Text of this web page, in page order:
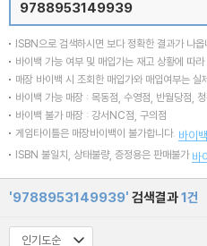
ISBN으로 검색하시면 보다 정확한 결과가 나옵
바이백 가능 여부 및 매입가는 재고 상황에 따라
매장 바이백 시 조회한 매입가와 매입여부는 실
바이백 가능 매장 : 목동점, 수영점, 반월당점,
바이백 불가 매장 : 강서NC점, 구의점
게임타이틀은 매장바이백이 불가합니다. 바이
ISBN 불일치, 상태불량, 증정용은 판매불가 바
'9788953149939' 검색결과1건